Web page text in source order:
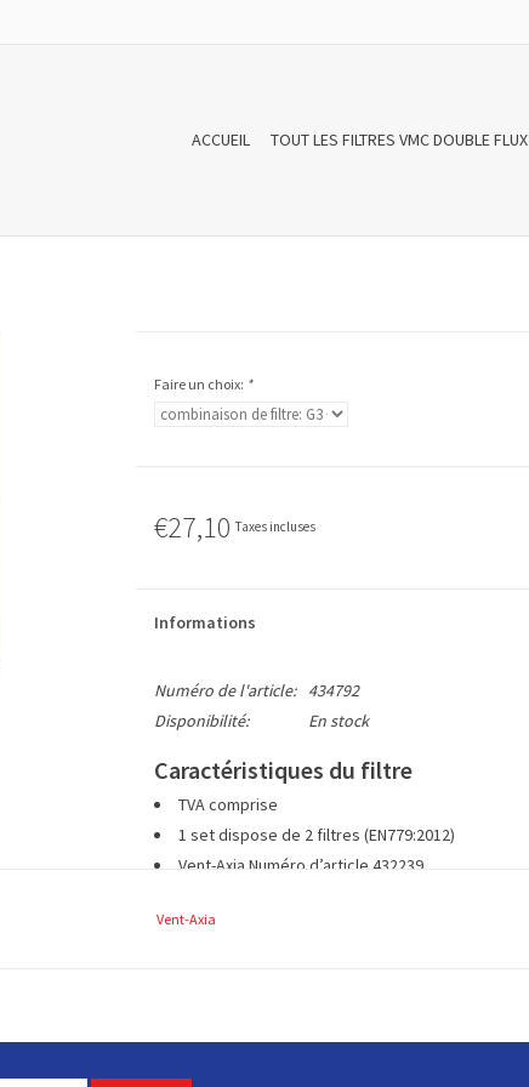
ACCUEIL TOUT LES FILTRES VMC DOUBLE FLUX
Faire un choix: *
€27,10 Taxes incluses
Informations
Numéro de l'article:
434792
Disponibilité:
En stock
Caractéristiques du filtre
TVA comprise
1 set dispose de 2 filtres (EN779:2012)
Vent-Axia Numéro d’article 432239
Vent-Axia